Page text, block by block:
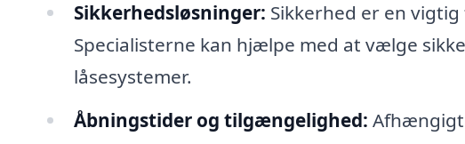
Sikkerhedsløsninger: Sikkerhed er en
Specialisterne kan hjælpe med at vælge
låsesystemer.
Åbningstider og tilgængelighed: